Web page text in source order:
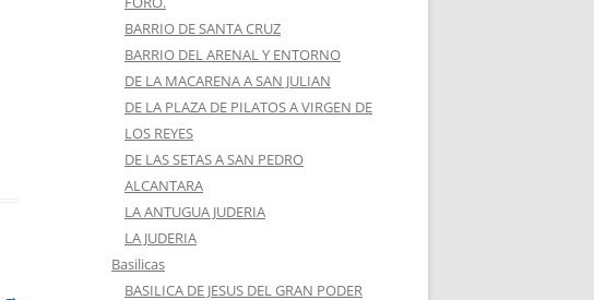
→
BARRIO DE SANTA CRUZ
BARRIO DEL ARENAL Y ENTORNO
DE LA MACARENA A SAN JULIAN
DE LA PLAZA DE PILATOS A VIRGEN DE
LOS REYES
DE LAS SETAS A SAN PEDRO
ALCANTARA
LA ANTUGUA JUDERIA
LA JUDERIA
Basilicas
BASILICA DE JESUS DEL GRAN PODER